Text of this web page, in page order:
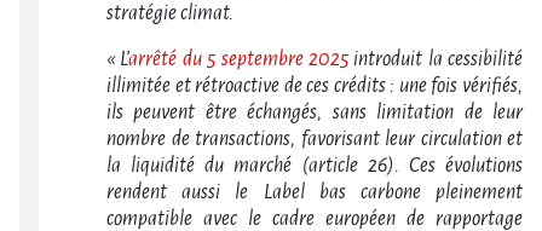
stratégie climat.
« L’arrêté du 5 septembre 2025introduit la cessibilité
illimitée et rétroactive de ces crédits : une fois vérifiés,
ils peuvent être échangés, sans limitation de leur
nombre de transactions, favorisant leur circulation et
la liquidité du marché (article 26). Ces évolutions
rendent aussi le Label bas carbone pleinement
compatible avec le cadre européen de rapportage